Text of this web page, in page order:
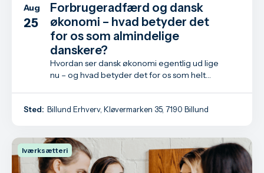
Aug
25
Forbrugeradfærd og dansk
økonomi – hvad betyder det
for os som almindelige
danskere?
Hvordan ser dansk økonomi egentlig ud lige
nu – og hvad betyder det for os som helt
Sted: Billund Erhverv, Kløvermarken 35, 7190 Billund
Iværksætteri